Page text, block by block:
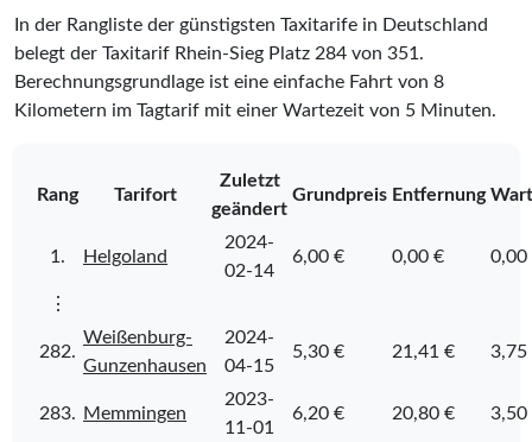
In der Rangliste der günstigsten Taxitarife in Deutschland
belegt der Taxitarif Rhein-Sieg Platz 284 von 351.
Berechnungsgrundlage ist eine einfache Fahrt von 8
Kilometern im Tagtarif mit einer Wartezeit von 5 Minuten.
Rang Tarifort
Zuletzt
geändert
Grundpreis Entfernung
1. Helgoland
2024-
02-14
6,00 € 0,00 € 0,00
⋮
282.
Weißenburg-
Gunzenhausen
2024-
04-15
5,30 € 21,41 € 3,75
283. Memmingen
2023-
11-01
6,20 € 20,80 € 3,50